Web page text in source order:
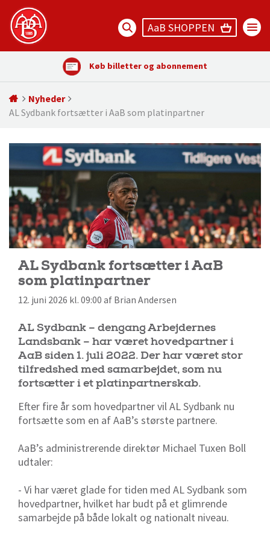
AaB SHOPPEN
Køb billetter og abonnement
Nyheder
AL Sydbank fortsætter i AaB som platinpartner
AL Sydbank fortsætter i AaB
som platinpartner
12. juni 2026 kl. 09:00 af Brian Andersen
AL Sydbank – dengang Arbejdernes
Landsbank – har været hovedpartner i
AaB siden 1. juli 2022. Der har været stor
tilfredshed med samarbejdet, som nu
fortsætter i et platinpartnerskab.
Efter fire år som hovedpartner vil AL Sydbank nu
fortsætte som en af AaB’s største partnere.
AaB’s administrerende direktør Michael Tuxen Boll
udtaler:
- Vi har været glade for tiden med AL Sydbank som
hovedpartner, hvilket har budt på et glimrende
samarbejde på både lokalt og nationalt niveau.